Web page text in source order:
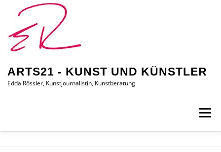
ARTS21 - KUNST UND KÜNSTLER
Edda Rössler, Kunstjournalistin, Kunstberatung
Menü